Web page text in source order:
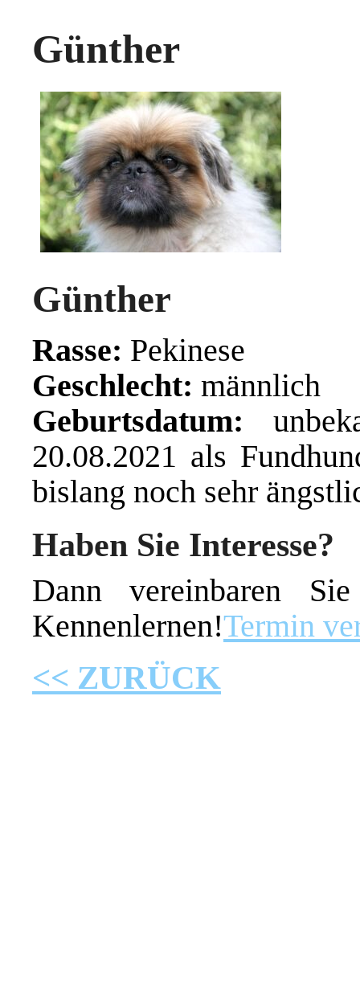
Günther
Günther
Rasse: Pekinese
Geschlecht: männlich
Geburtsdatum:
20.08.2021 als
bislang noch sehr
Haben Sie Interesse?
Dann vereinbaren
Kennenlernen!Termin
<< ZURÜCK